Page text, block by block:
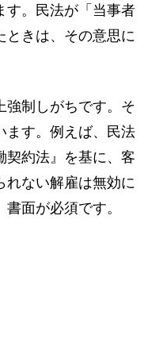
。民法が「当事者
ときは、その意思に
制しがちです。そ
ます。例えば、民法
契約法』を基に、客
れない解雇は無効に
面が必須です。